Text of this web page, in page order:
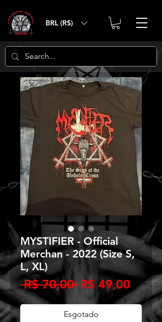
BRL (R$)
MYSTIFIER - Official
Merchan - 2022 (Size S,
L, XL)
R$ 70,00 Preço
normal
R$ 49,00Preço
Esgotado